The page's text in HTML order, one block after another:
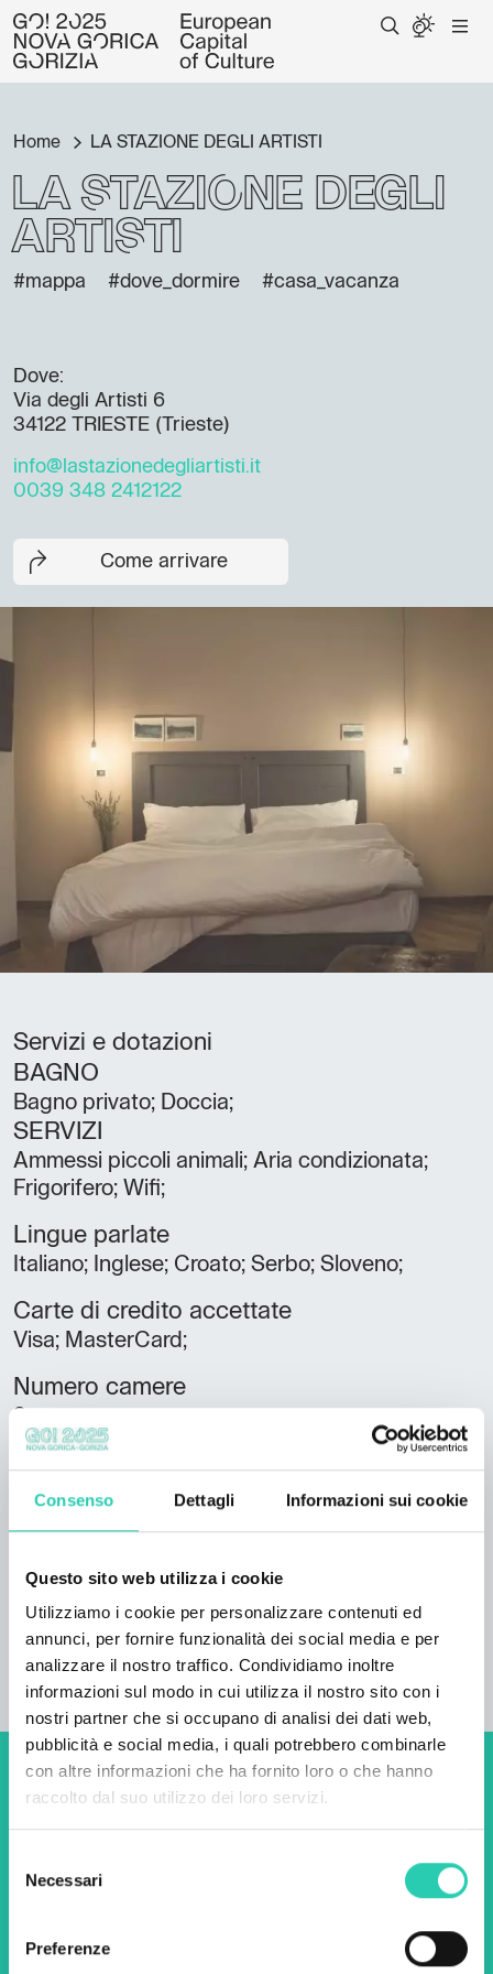
Consenso Dettagli Informazioni sui cookie
Questo sito web utilizza i cookie
Utilizziamo i cookie per personalizzare contenuti ed
annunci, per fornire funzionalità dei social media e per
analizzare il nostro traffico. Condividiamo inoltre
informazioni sul modo in cui utilizza il nostro sito con i
nostri partner che si occupano di analisi dei dati web,
pubblicità e social media, i quali potrebbero combinarle
con altre informazioni che ha fornito loro o che hanno
raccolto dal suo utilizzo dei loro servizi.
delNecessari
Preferenze
Home LA STAZIONE DEGLI ARTISTI
LA STAZIONE DEGLI
ARTISTI
#mappa #dove_dormire #casa_vacanza
Dove:
Via degli Artisti 6
34122 TRIESTE (Trieste)
info@lastazionedegliartisti.it
0039 348 2412122
Come arrivare
Servizi e dotazioni
BAGNO
Bagno privato; Doccia;
SERVIZI
Ammessi piccoli animali; Aria condizionata;
Frigorifero; Wifi;
Lingue parlate
Italiano; Inglese; Croato; Serbo; Sloveno;
Carte di credito accettate
Visa; MasterCard;
Numero camere
2
Numero letti
Unità abitative
2
Non perderti i prossimi
eventi! Iscriviti alla
newsletter di GO! 2025 per
iniziative.